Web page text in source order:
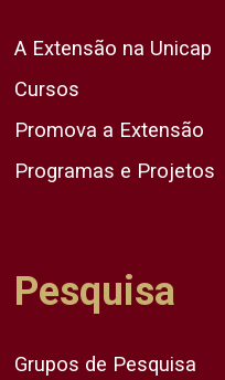
A Extensão na Unicap
Cursos
Promova a Extensão
Programas e Projetos
Pesquisa
Grupos de Pesquisa